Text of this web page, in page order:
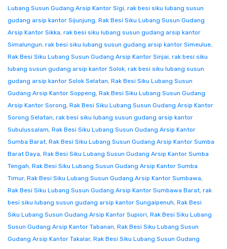
Lubang Susun Gudang Arsip Kantor Sigi, rak besi siku lubang susun
gudang arsip kantor Sijunjung, Rak Besi Siku Lubang Susun Gudang
Arsip Kantor Sikka, rak besi siku lubang susun gudang arsip kantor
Simalungun, rak besi siku lubang susun gudang arsip kantor Simeulue,
Rak Besi Siku Lubang Susun Gudang Arsip Kantor Sinjai, rak besi siku
lubang susun gudang arsip kantor Solok, rak besi siku lubang susun
gudang arsip kantor Solok Selatan, Rak Besi Siku Lubang Susun
Gudang Arsip Kantor Soppeng, Rak Besi Siku Lubang Susun Gudang
Arsip Kantor Sorong, Rak Besi Siku Lubang Susun Gudang Arsip Kantor
Sorong Selatan, rak besi siku lubang susun gudang arsip kantor
Subulussalam, Rak Besi Siku Lubang Susun Gudang Arsip Kantor
Sumba Barat, Rak Besi Siku Lubang Susun Gudang Arsip Kantor Sumba
Barat Daya, Rak Besi Siku Lubang Susun Gudang Arsip Kantor Sumba
Tengah, Rak Besi Siku Lubang Susun Gudang Arsip Kantor Sumba
Timur, Rak Besi Siku Lubang Susun Gudang Arsip Kantor Sumbawa,
Rak Besi Siku Lubang Susun Gudang Arsip Kantor Sumbawa Barat, rak
besi siku lubang susun gudang arsip kantor Sungaipenuh, Rak Besi
Siku Lubang Susun Gudang Arsip Kantor Supiori, Rak Besi Siku Lubang
Susun Gudang Arsip Kantor Tabanan, Rak Besi Siku Lubang Susun
Gudang Arsip Kantor Takalar, Rak Besi Siku Lubang Susun Gudang